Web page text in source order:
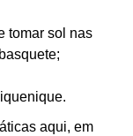
tomar sol nas
aqui, em